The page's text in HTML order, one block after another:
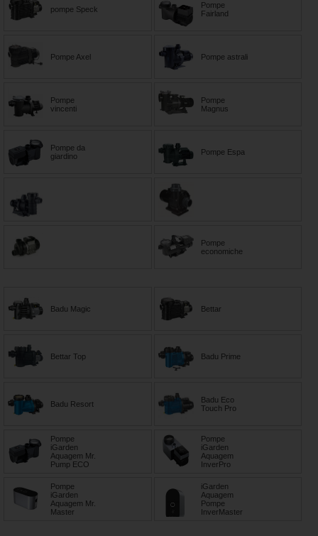
pompe Speck
Pompe
Fairland
Pompe Axel Pompe astrali
Pompe
vincenti
Pompe
Magnus
Pompe da
giardino
Pompe Espa
Pompe
economiche
Badu Magic Bettar
Bettar Top Badu Prime
Badu Resort
Badu Eco
Touch Pro
Pompe
iGarden
Aquagem Mr.
Pump ECO
Pompe
iGarden
Aquagem
InverPro
Pompe
iGarden
Aquagem Mr.
Master
iGarden
Aquagem
Pompe
InverMaster